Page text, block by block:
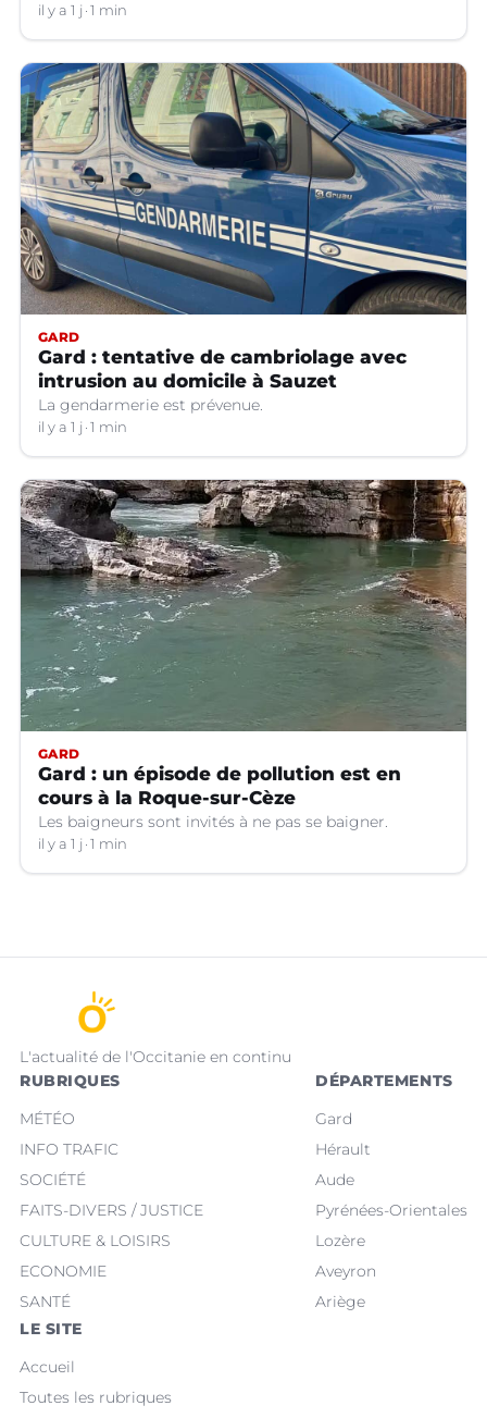
il y a 1 j 1 min
GARD
Gard : tentative de cambriolage avec
intrusion au domicile à Sauzet
La gendarmerie est prévenue.
il y a 1 j 1 min
GARD
Gard : un épisode de pollution est en
cours à la Roque-sur-Cèze
Les baigneurs sont invités à ne pas se baigner.
il y a 1 j 1 min
L'actualité de l'Occitanie en continu
RUBRIQUES
MÉTÉO
INFO TRAFIC
SOCIÉTÉ
FAITS-DIVERS / JUSTICE
CULTURE & LOISIRS
ECONOMIE
SANTÉ
DÉPARTEMENTS
Gard
Hérault
Aude
Pyrénées-Orientales
Lozère
Aveyron
Ariège
LE SITE
Accueil
Toutes les rubriques